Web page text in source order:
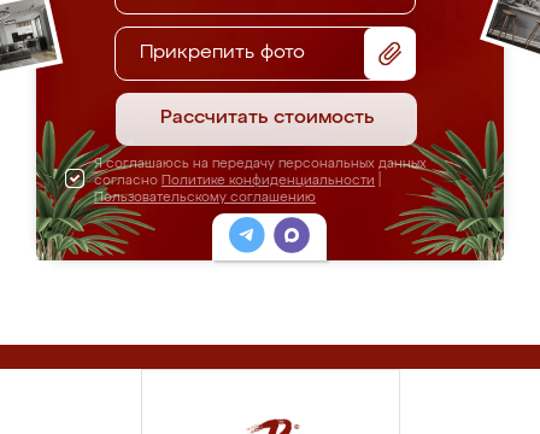
Прикрепить фото
Рассчитать стоимость
Я соглашаюсь на передачу персональных данных
согласно Политике конфиденциальности
Пользовательскому соглашению